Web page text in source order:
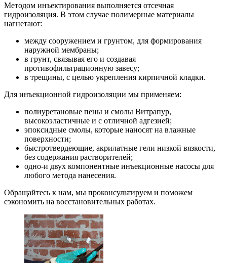
Методом инъектирования выполняется отсечная
гидроизоляция. В этом случае полимерные материалы
нагнетают:
между сооружением и грунтом, для формирования
наружной мембраны;
в грунт, связывая его и создавая
противофильтрационную завесу;
в трещины, с целью укрепления кирпичной кладки.
Для инъекционной гидроизоляции мы применяем:
полиуретановые пены и смолы Витрапур,
высокоэластичные и с отличной адгезией;
эпоксидные смолы, которые наносят на влажные
поверхности;
быстротвердеющие, акрилатные гели низкой вязкости,
без содержания растворителей;
одно-и двух компонентные инъекционные насосы для
любого метода нанесения.
Обращайтесь к нам, мы проконсультируем и поможем
сэкономить на восстановительных работах.